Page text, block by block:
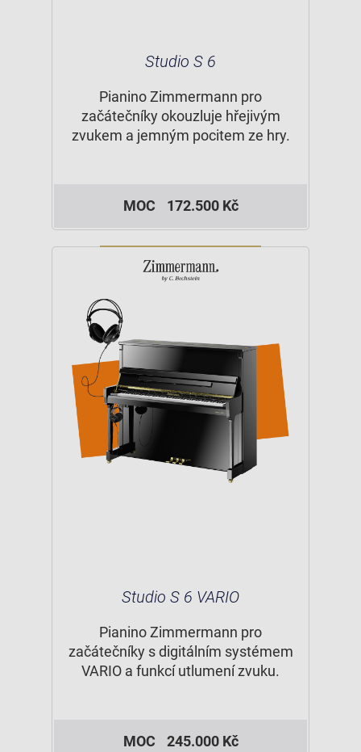
Studio S 6
Pianino Zimmermann pro
začátečníky okouzluje hřejivým
zvukem a jemným pocitem ze hry.
MOC 172.500 Kč
Studio S 6 VARIO
Pianino Zimmermann pro
začátečníky s digitálním systémem
VARIO a funkcí utlumení zvuku.
MOC 245.000 Kč